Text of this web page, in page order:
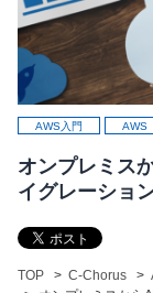
AWS入門 AWS
オンプレミス
イグレーショ
TOP C-Chorus